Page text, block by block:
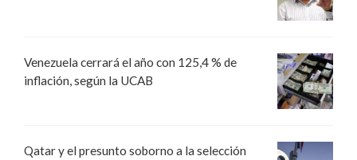
Venezuela cerrará el año con 125,4 % de
inflación, según la UCAB
Qatar y el presunto soborno a la selección